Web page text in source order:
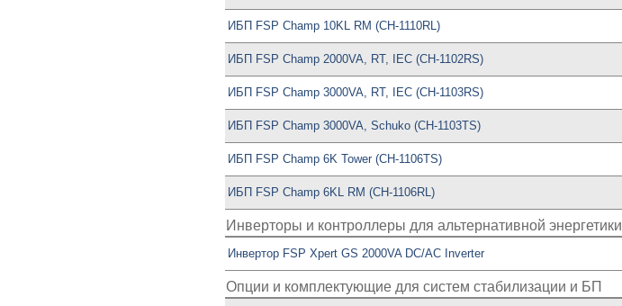
ИБП FSP Champ 10KL RM (CH-1110RL)
ИБП FSP Champ 2000VA, RT, IEC (CH-1102RS)
ИБП FSP Champ 3000VA, RT, IEC (CH-1103RS)
ИБП FSP Champ 3000VA, Schuko (CH-1103TS)
ИБП FSP Champ 6K Tower (CH-1106TS)
ИБП FSP Champ 6KL RM (CH-1106RL)
Инверторы и контроллеры для альтернативной энергетики
Инвертор FSP Xpert GS 2000VA DC/AC Inverter
Опции и комплектующие для систем стабилизации и БП